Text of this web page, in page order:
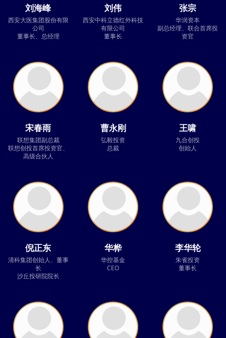
刘海峰
西安大医集团股份有限
公司
董事长、总经理
刘伟
西安中科立德红外科技
有限公司
董事长
张宗
华润资本
副总经理、联合首席投
资官
宋春雨
联想集团副总裁
联想创投首席投资官、
高级合伙人
曹永刚
弘毅投资
总裁
王啸
九合创投
创始人
倪正东
清科集团创始人、董事
长
沙丘投研院院长
华桦
华控基金
CEO
李华轮
朱雀投资
董事长